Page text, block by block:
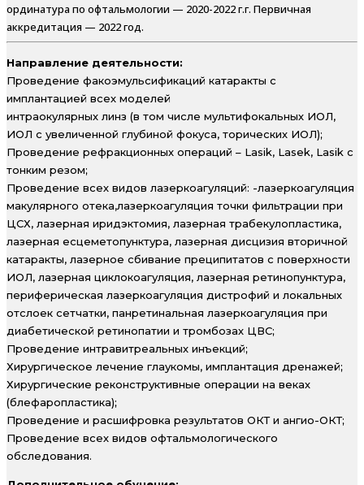
ординатура по офтальмологии — 2020-2022 г.г. Первичная
аккредитация — 2022 год.
Направление деятельности:
Проведение факоэмульсификаций катаракты с
имплантацией всех моделей
интраокулярных линз (в том числе мультифокальных ИОЛ,
ИОЛ с увеличенной глубиной фокуса, торических ИОЛ);
Проведение рефракционных операций – Lasik, Lasek, Lasik с
тонким резом;
Проведение всех видов лазеркоагуляций: -лазеркоагуляция
макулярного отека,лазеркоагуляция точки фильтрации при
ЦСХ, лазерная иридэктомия, лазерная трабекулопластика,
лазерная есцеметопунктура, лазерная дисцизия вторичной
катаракты, лазерное сбивание преципитатов с поверхности
ИОЛ, лазерная циклокоагуляция, лазерная ретинопунктура,
периферическая лазеркоагуляция дистрофий и локальных
отслоек сетчатки, панретинальная лазеркоагуляция при
диабетической ретинопатии и тромбозах ЦВС;
Проведение интравитреальных инъекций;
Хирургическое лечение глаукомы, имплантация дренажей;
Хирургические реконструктивные операции на веках
(блефаропластика);
Проведение и расшифровка результатов ОКТ и ангио-ОКТ;
Проведение всех видов офтальмологического
обследования.